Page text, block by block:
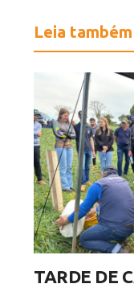
Leia também
TARDE DE